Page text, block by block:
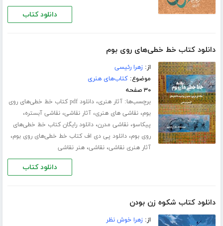
دانلود کتاب
دانلود کتاب خط خطی‌های روی بوم
از:زهرا رئیسی
موضوع:کتاب‌های هنری
۳۰ صفحه
برچسب‌ها:آثار هنری،
دانلود pdf کتاب خط خطی‌های روی
بوم،نقاشی های هنری،آثار نقاشی،نقاشی آبستره،
پیکاسو،نقاشی مدرن،دانلود رایگان کتاب خط خطی‌های
روی بوم،دانلود پی دی اف کتاب خط خطی‌های روی بوم،
آثار هنری نقاشی،نقاشی،هنر نقاشی
دانلود کتاب
دانلود کتاب شکوه زن بودن
از:زهرا خوش نظر